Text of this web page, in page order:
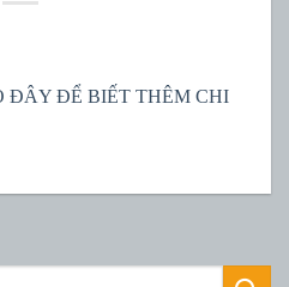
ĐÂY ĐỂ BIẾT THÊM CHI